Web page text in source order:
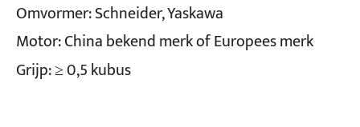
Omvormer: Schneider, Yaskawa
Motor: China bekend merk of Europees merk
Grijp: ≥ 0,5 kubus